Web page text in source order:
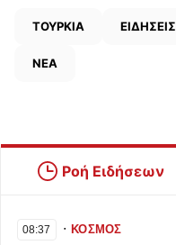
ΤΟΥΡΚΙΑ ΕΙΔΗΣΕΙΣ
ΝΕΑ
Ροή Ειδήσεων
08:37 ∙ΚΟΣΜΟΣ